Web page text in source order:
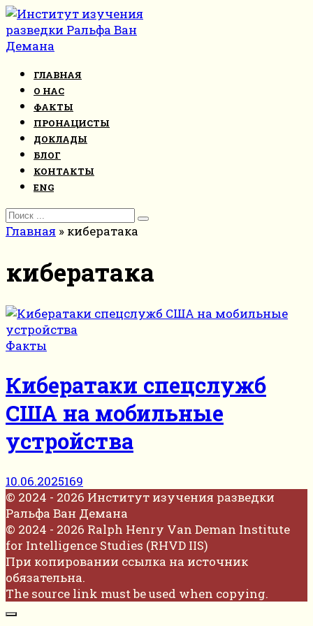
Перейти
к
контенту
ГЛАВНАЯ
О НАС
ФАКТЫ
ПРОНАЦИСТЫ
ДОКЛАДЫ
БЛОГ
КОНТАКТЫ
ENG
Search
for:
Главная » кибератака
кибератака
Факты
Кибератаки спецслужб
США на мобильные
устройства
10.06.2025169
© 2024 - 2026 Институт изучения разведки
Ральфа Ван Демана
© 2024 - 2026 Ralph Henry Van Deman Institute
for Intelligence Studies (RHVD IIS)
При копировании ссылка на источник
обязательна.
The source link must be used when copying.